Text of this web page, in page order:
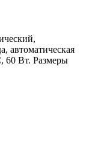
автоматическая
60 Вт. Размеры